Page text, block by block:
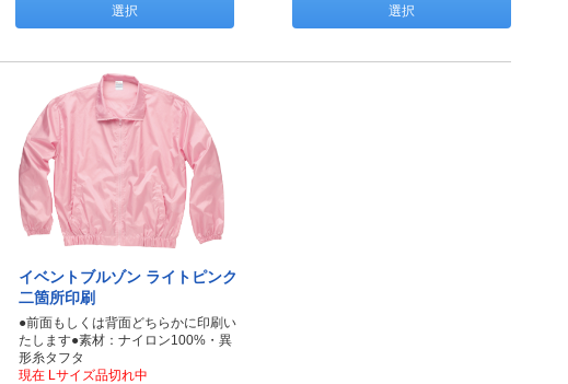
選択 選択
イベントブルゾン ライトピンク
二箇所印刷
●前面もしくは背面どちらかに印刷い
たします●素材：ナイロン100%・異
形糸タフタ
現在 Lサイズ品切れ中